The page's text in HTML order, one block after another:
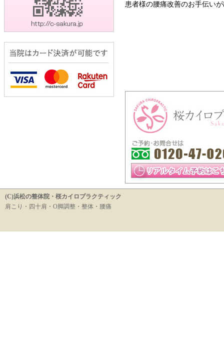
患者様の腰痛改善のお手伝い
(C)浜松の整体院・桜カイロプラクティック
肩こり・四十肩・O脚調整・整体・腰痛